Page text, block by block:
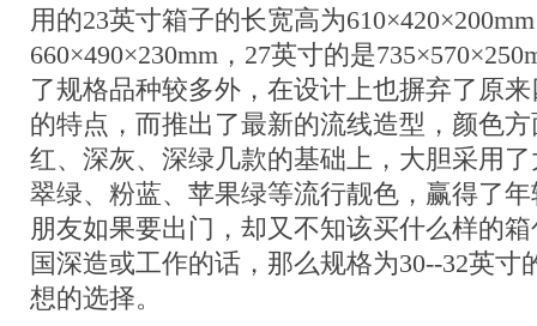
用的23英寸箱子的长宽高为
660×490×230mm，27英寸的是
了规格品种较多外，在设计上也摒弃了原
的特点，而推出了最新的流线造型，颜色
红、深灰、深绿几款的基础上，大胆采用
翠绿、粉蓝、苹果绿等流行靓色，赢得了
朋友如果要出门，却又不知该买什么样的
国深造或工作的话，那么规格为30--32英寸
想的选择。